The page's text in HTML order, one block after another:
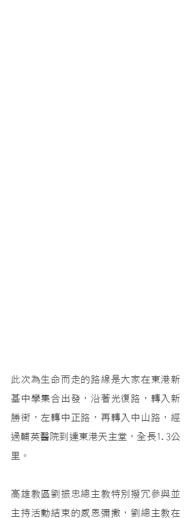
此次為生命而走的路線是大家在東港新
基中學集合出發，沿著光復路，轉入新
勝街，左轉中正路，再轉入中山路，經
過輔英醫院到達東港天主堂，全長1.3公
里。
高雄教區劉振忠總主教特別撥冗參與並
主持活動結束的感恩彌撒，劉總主教在